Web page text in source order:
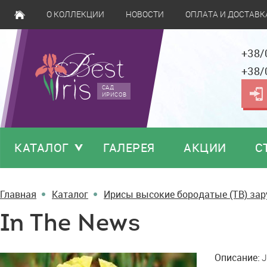
О КОЛЛЕКЦИИ НОВОСТИ ОПЛАТА И
САД
ИРИСОВ
КАТАЛОГ ГАЛЕРЕЯ АКЦИИ
Главная Каталог Ирисы высокие бородатые (TB)
In The News
In
Описание: